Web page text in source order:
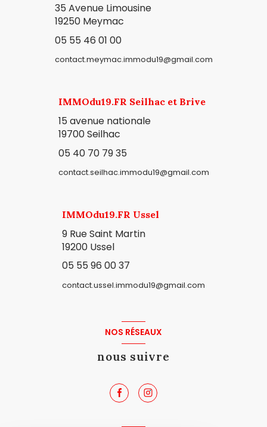
35 Avenue Limousine
19250 Meymac
05 55 46 01 00
contact.meymac.immodu19@gmail.com
IMMOdu19.FR Seilhac et Brive
15 avenue nationale
19700 Seilhac
05 40 70 79 35
contact.seilhac.immodu19@gmail.com
IMMOdu19.FR Ussel
9 Rue Saint Martin
19200 Ussel
05 55 96 00 37
contact.ussel.immodu19@gmail.com
NOS RÉSEAUX
nous suivre